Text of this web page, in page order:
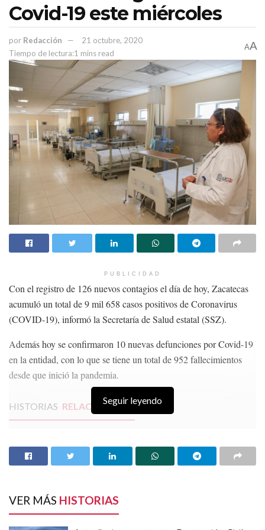
Covid-19 este miércoles
por Redacción
21 octubre, 2020
Tiempo de lectura:1 mins read
AA
PUBLICIDAD
Con el registro de 126 nuevos contagios el día de hoy, Zacatecas
acumuló un total de 9 mil 658 casos positivos de Coronavirus
(COVID-19), informó la Secretaría de Salud estatal (SSZ).
Además hoy se confirmaron 10 nuevas defunciones por Covid-19
en la entidad, con lo que se tiene un total de 952 fallecimientos
desde que inició la pandemia.
HISTORIAS RELACIONADAS
la población a estar en alerta
Seguirán los chubascos y lluvias en Zacatecas,
La SEP incluirá a las primarias de Zacatecas en el
Seguir leyendo
VER MÁS HISTORIAS